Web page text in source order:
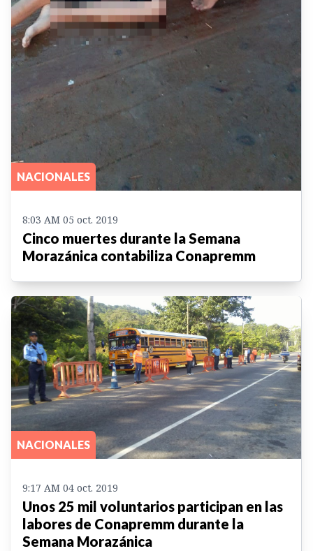
NACIONALES
8:03 AM 05 oct. 2019
Cinco muertes durante la Semana
Morazánica contabiliza Conapremm
NACIONALES
9:17 AM 04 oct. 2019
Unos 25 mil voluntarios participan en las
labores de Conapremm durante la
Semana Morazánica